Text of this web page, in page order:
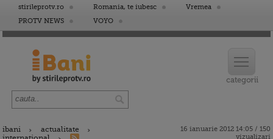
stirileprotv.ro Romania, te iubesc
Vremea
PROTV NEWS
VOYO
ibani
actualitate
16 ianuarie 2012 14:05 / 150
vizualizari